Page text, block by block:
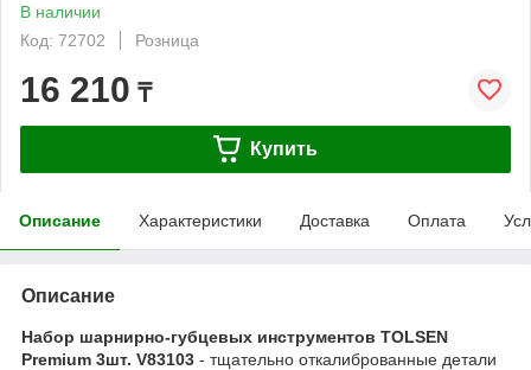
В наличии
Код: 72702
Розница
16 210 ₸
Купить
Описание Характеристики Доставка Оплата
Описание
Набор шарнирно-губцевых инструментов TOLSEN
Premium 3шт. V83103 - тщательно откалиброванные детали